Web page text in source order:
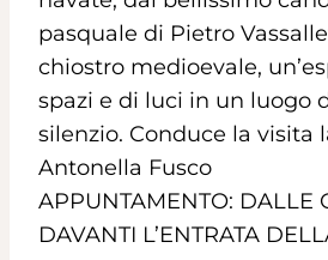
pasquale di Pietro
chiostro medioevale,
spazi e di luci in un luogo
silenzio. Conduce la visita
Antonella Fusco
APPUNTAMENTO: DALLE
DAVANTI L’ENTRATA